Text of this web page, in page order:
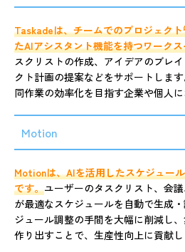
Taskadeは、チームでのプロジェク
たAIアシスタント機能を持つワーク
スクリストの作成、アイデアのブレ
クト計画の提案などをサポートしま
同作業の効率化を目指す企業や個人に
Motion
Motionは、AIを活用したスケジュー
です。ユーザーのタスクリスト、会
が最適なスケジュールを自動で生成
ジュール調整の手間を大幅に削減し
作り出すことで、生産性向上に貢献し